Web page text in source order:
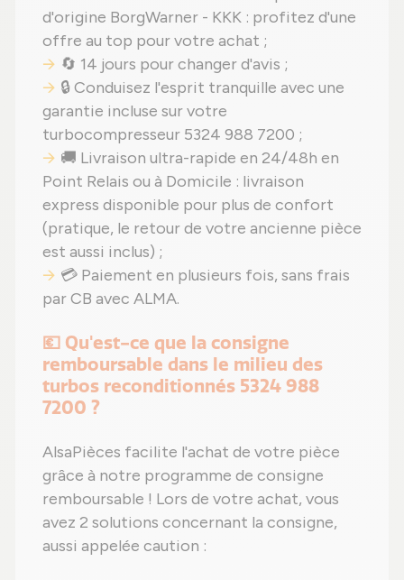
d'origine BorgWarner - KKK : profitez d'une
offre au top pour votre achat ;
🔄 14 jours pour changer d'avis ;
🔒 Conduisez l'esprit tranquille avec une
garantie incluse sur votre
turbocompresseur 5324 988 7200 ;
🚚 Livraison ultra-rapide en 24/48h en
Point Relais ou à Domicile : livraison
express disponible pour plus de confort
(pratique, le retour de votre ancienne pièce
est aussi inclus) ;
💳 Paiement en plusieurs fois, sans frais
par CB avec ALMA.
💶 Qu'est-ce que la consigne
remboursable dans le milieu des
turbos reconditionnés 5324 988
7200 ?
AlsaPièces facilite l'achat de votre pièce
grâce à notre programme de consigne
remboursable ! Lors de votre achat, vous
avez 2 solutions concernant la consigne,
aussi appelée caution :